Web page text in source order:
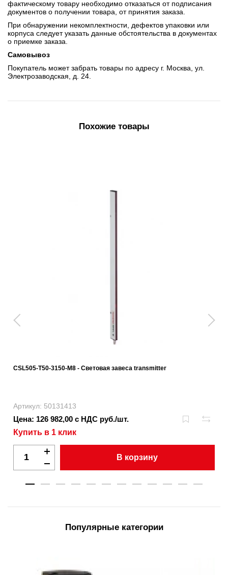
фактическому товару необходимо отказаться от подписания
документов о получении товара, от принятия заказа.
При обнаружении некомплектности, дефектов упаковки или
корпуса следует указать данные обстоятельства в документах
о приемке заказа.
Самовывоз
Покупатель может забрать товары по адресу г. Москва, ул.
Электрозаводская, д. 24.
Похожие товары
CSL505-T50-3150-M8 - Световая завеса transmitter
Артикул: 50131413
Цена: 126 982,00 с НДС руб./шт.
Купить в 1 клик
В корзину
Популярные категории